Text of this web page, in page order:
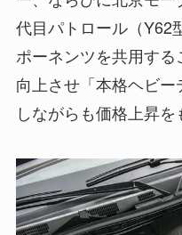
代目パトロール（Y62
ポーネンツを共用す
向上させ「本格ヘビ
しながらも価格上昇を